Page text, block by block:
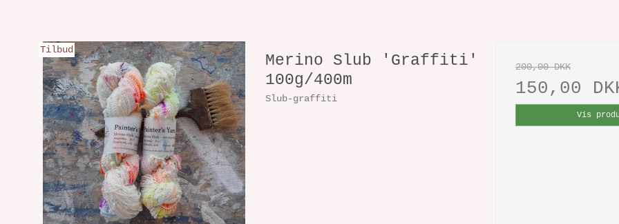
Tilbud
Merino Slub 'Graffiti'
100g/400m
Slub-graffiti
200,00 DKK
150,00
Vis